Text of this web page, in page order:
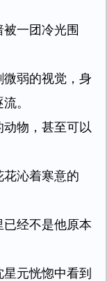
一团冷光围
弱的视觉，身
。
物，甚至可以
沁着寒意的
经不是他原本
元恍惚中看到